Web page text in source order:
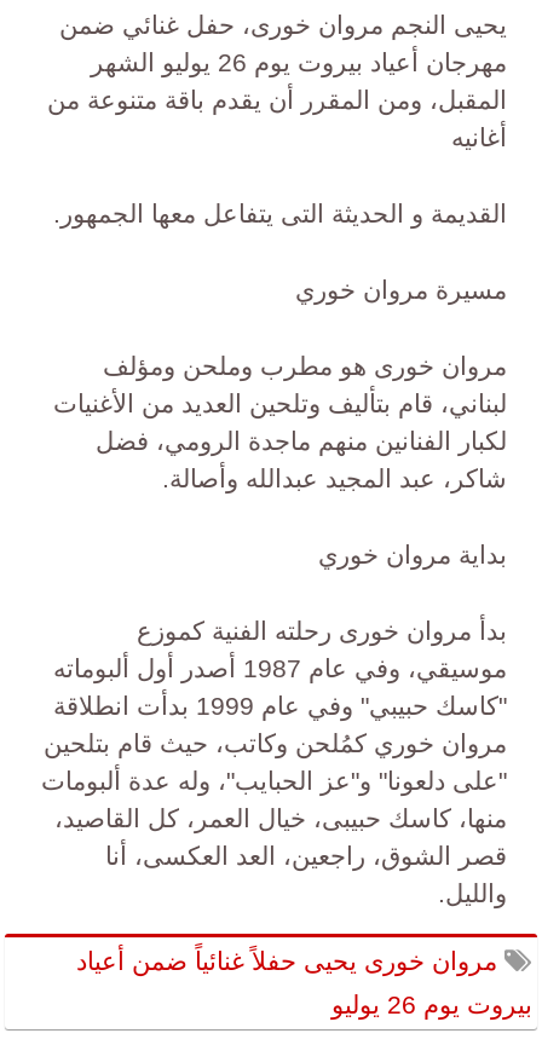
يحيى النجم مروان خورى، حفل غنائي ضمن
مهرجان أعياد بيروت يوم 26 يوليو الشهر
المقبل، ومن المقرر أن يقدم باقة متنوعة من
أغانيه
القديمة و الحديثة التى يتفاعل معها الجمهور.
‎مروان خورى هو مطرب وملحن ومؤلف
لبناني، قام بتأليف وتلحين العديد من الأغنيات
لكبار الفنانين منهم ماجدة الرومي، فضل
شاكر، عبد المجيد عبدالله وأصالة.
بداية مروان خوري
‎بدأ مروان خورى رحلته الفنية كموزع
موسيقي، وفي عام 1987 أصدر أول ألبوماته
"كاسك حبيبي" وفي عام 1999 بدأت انطلاقة
مروان خوري كمُلحن وكاتب، حيث قام بتلحين
"على دلعونا" و"عز الحبايب"، وله عدة ألبومات
منها، كاسك حبيبى، خيال العمر، كل القاصيد،
قصر الشوق، راجعين، العد العكسى، أنا
والليل.
مروان خورى يحيى حفلاً غنائياً ضمن أعياد
بيروت يوم 26 يوليو